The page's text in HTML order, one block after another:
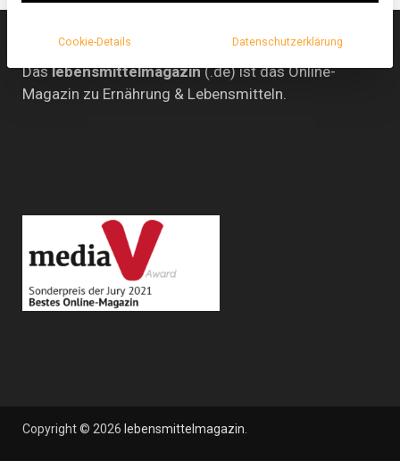
Daslebensmittelmagazin(.de) ist das Online-
Magazin zu Ernährung & Lebensmitteln.
Copyright © 2026 lebensmittelmagazin
Cookie-Details Datenschutzerklärung